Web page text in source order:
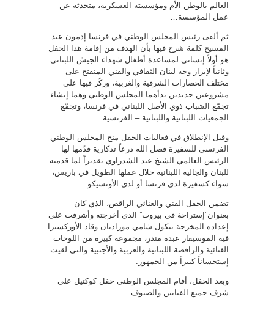
العالم بالوطن الأم ومؤسسته العسكرية، متحدثة عن
عمل المؤسسة…
ثم ألقى رئيس المجلس الوطني في فرنسا إدمون عبد
المسيح كلمة شرح فيها بأن الهدف من إقامة هذا الحفل
هو أولاً إنساني لمساعدة أطفال شهداء الجيش اللبناني
وثانياً لإبراز وجه لبنان الثقافي والفني المنفتح على
مختلف الحضارات الشرقية والغربية، وركّز فيها على
مشروعين جديدين بدأهما المجلس الوطني وهما إنشاء
تجمّع الشباب ذوي الأصل اللبناني في فرنسا، وتجمّع
الجمعيات اللبنانية واللبنانية – الفرنسية.
وقبل الإنطلاق في فعاليات الحفل منح المجلس الوطني
الفرنسي للسفيرة فضل الله درعاً تذكارية قدّمها لها
الرئيس العالمي الشيخ عيد الشدراوي تقديراً لما قدمته
للبنان والجالية اللبنانية خلال عملها الطويل في باريس،
سواء كسفيرة لدى فرنسا أو لدى الأونسيكو.
تضمن الحفل الفني والغنائي الراقص، الذي كان
بعنوان”إستراحة في بيروت” الذي أخرجته وأشرفت على
إعداده المخرجة نيكول شامي موراديان وقاد الأوركسترا
فيه الموسيقار عبده منذر، مجموعة كبيرة من اللوحات
الغنائية والراقصة اللبنانية والعربية والأجنبية والتي لقيت
إستحساناً كبيراً من الجمهور.
وبعد الحفل، أقام المجلس الوطني حفل كوكتيل على
شرف جميع الفنانين والضيوف.